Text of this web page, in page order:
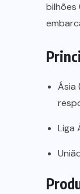
bilhões
Ásia
Liga